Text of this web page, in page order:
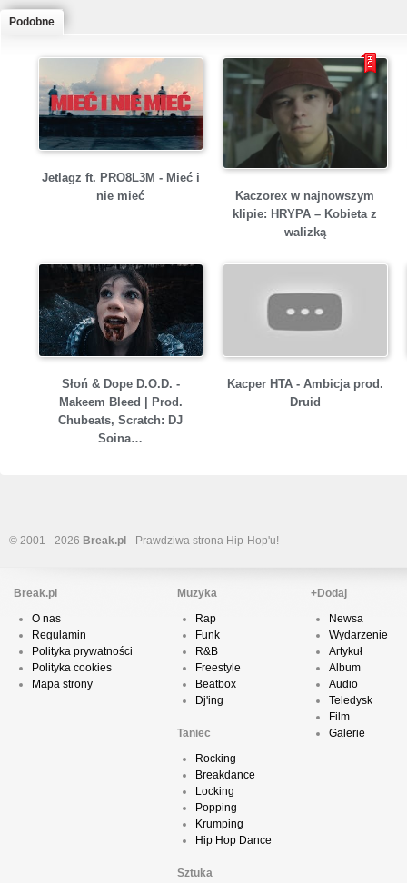
Podobne
Jetlagz ft. PRO8L3M - Mieć i
nie mieć
Kaczorex w najnowszym
klipie: HRYPA – Kobieta z
walizką
Słoń & Dope D.O.D. -
Makeem Bleed | Prod.
Chubeats, Scratch: DJ
Soina…
Kacper HTA - Ambicja prod.
Druid
© 2001 - 2026 Break.pl - Prawdziwa strona Hip-Hop'u!
Break.pl
O nas
Regulamin
Polityka prywatności
Polityka cookies
Mapa strony
Muzyka
Rap
Funk
R&B
Freestyle
Beatbox
Dj'ing
Taniec
Rocking
Breakdance
Locking
Popping
Krumping
Hip Hop Dance
Sztuka
+Dodaj
Newsa
Wydarzenie
Artykuł
Album
Audio
Teledysk
Film
Galerie